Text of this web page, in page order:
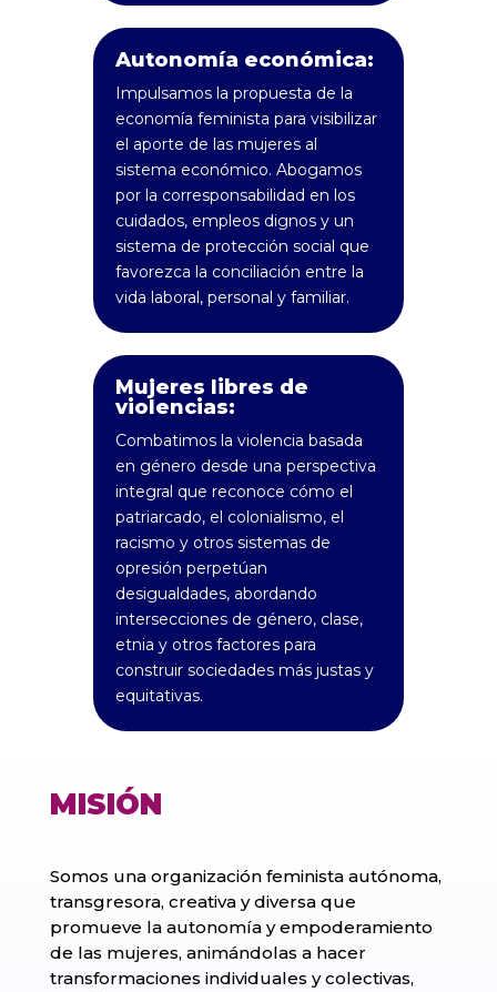
Autonomía económica:
Impulsamos la propuesta de la
economía feminista para visibilizar
el aporte de las mujeres al
sistema económico. Abogamos
por la corresponsabilidad en los
cuidados, empleos dignos y un
sistema de protección social que
favorezca la conciliación entre la
vida laboral, personal y familiar.
Mujeres libres de
violencias:
Combatimos la violencia basada
en género desde una perspectiva
integral que reconoce cómo el
patriarcado, el colonialismo, el
racismo y otros sistemas de
opresión perpetúan
desigualdades, abordando
intersecciones de género, clase,
etnia y otros factores para
construir sociedades más justas y
equitativas.
MISIÓN
Somos una organización feminista autónoma,
transgresora, creativa y diversa que
promueve la autonomía y empoderamiento
de las mujeres, animándolas a hacer
transformaciones individuales y colectivas,